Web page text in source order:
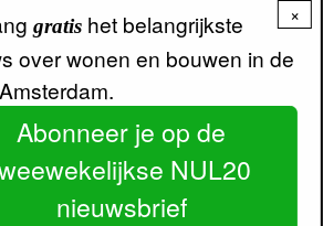
MRA zou graag binnen twee jaar
wenkend is haar toekomst?
gesloten voor de ontwikkeling van De
werf
×
gratishet belangrijkste
over wonen en bouwen in de
Abonneer je op de
NUL20
nieuwsbrief